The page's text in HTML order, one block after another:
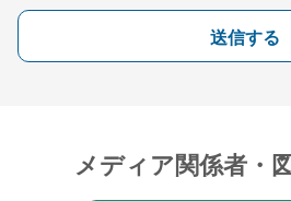
送信する
メディア関係者・